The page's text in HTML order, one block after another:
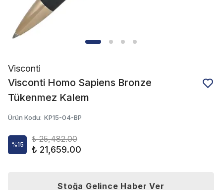
Visconti
Visconti Homo Sapiens Bronze
Tükenmez Kalem
Ürün Kodu: KP15-04-BP
%15
₺ 25,482.00
₺ 21,659.00
Stoğa Gelince Haber Ver